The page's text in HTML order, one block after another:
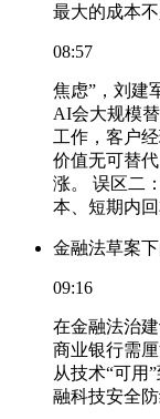
最大的成本
08:57
焦虑”，刘建
AI会大规模
工作，客户
价值无可替
涨。 误区二
本、短期内回
金融法草案
09:16
在金融法治
商业银行需
从技术“可用
融科技安全防